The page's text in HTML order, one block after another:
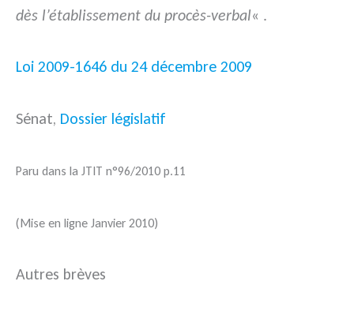
dès l’établissement du procès-verbal« .
Loi 2009-1646 du 24 décembre 2009
Sénat, Dossier législatif
Paru dans la JTIT n°96/2010 p.11
(Mise en ligne Janvier 2010)
Autres brèves